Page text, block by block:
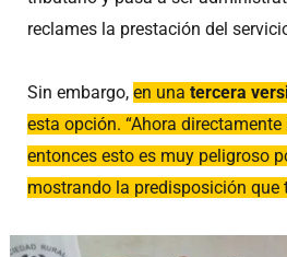
reclames la prestación del
Sin embargo, en una tercera
esta opción. “Ahora directamente
entonces esto es muy peligroso
mostrando la predisposición que